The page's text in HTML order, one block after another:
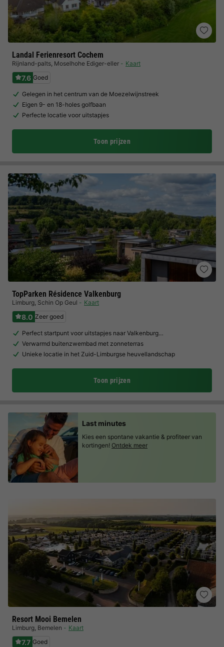
Landal Ferienresort Cochem
Rijnland-palts, Moselhohe Ediger-eller Kaart
7.6 Goed
Gelegen in het centrum van de Moezelwijnstreek
Eigen 9- en 18-holes golfbaan
Perfecte locatie voor uitstapjes
Toon prijzen
TopParken Résidence Valkenburg
Limburg, Schin Op Geul Kaart
8.0 Zeer goed
Perfect startpunt voor uitstapjes naar Valkenburg…
Verwarmd buitenzwembad met zonneterras
Unieke locatie in het Zuid-Limburgse heuvellandschap
Toon prijzen
Resort Mooi Bemelen
Limburg, Bemelen Kaart
7.7 Goed
Last minutes
Kies een spontane vakantie & profiteer van
kortingen! Ontdek meer